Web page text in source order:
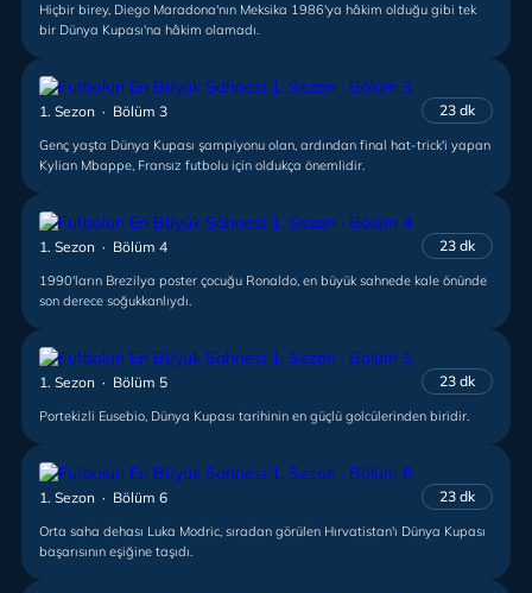
Hiçbir birey, Diego Maradona'nın Meksika 1986'ya hâkim olduğu gibi tek
bir Dünya Kupası'na hâkim olamadı.
1. Sezon · Bölüm 3 23 dk
Genç yaşta Dünya Kupası şampiyonu olan, ardından final hat-trick'i yapan
Kylian Mbappe, Fransız futbolu için oldukça önemlidir.
1. Sezon · Bölüm 4 23 dk
1990'ların Brezilya poster çocuğu Ronaldo, en büyük sahnede kale önünde
son derece soğukkanlıydı.
1. Sezon · Bölüm 5 23 dk
Portekizli Eusebio, Dünya Kupası tarihinin en güçlü golcülerinden biridir.
1. Sezon · Bölüm 6 23 dk
Orta saha dehası Luka Modric, sıradan görülen Hırvatistan'ı Dünya Kupası
başarısının eşiğine taşıdı.